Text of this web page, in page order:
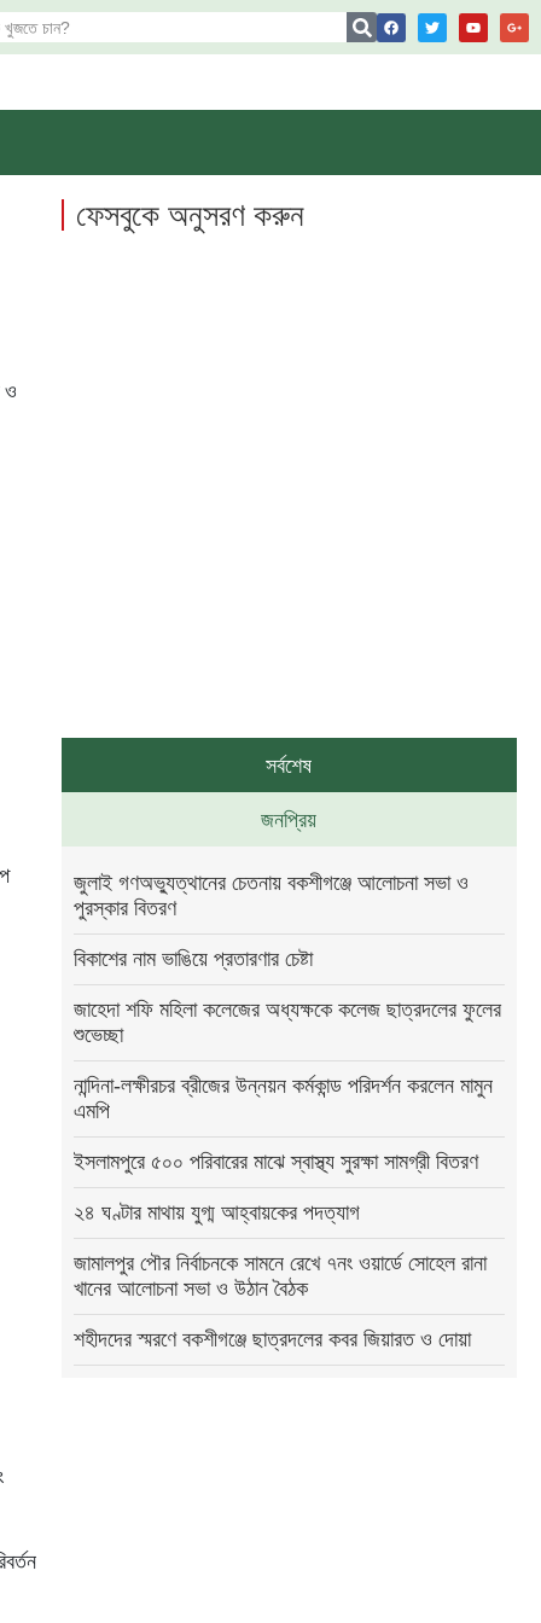
ও
ফেসবুকে অনুসরণ করুন
সর্বশেষ
জনপ্রিয়
জুলাই গণঅভ্যুত্থানের চেতনায় বকশীগঞ্জে আলোচনা সভা ও
পুরস্কার বিতরণ
বিকাশের নাম ভাঙিয়ে প্রতারণার চেষ্টা
জাহেদা শফি মহিলা কলেজের অধ্যক্ষকে কলেজ ছাত্রদলের ফুলের
শুভেচ্ছা
নান্দিনা-লক্ষীরচর ব্রীজের উন্নয়ন কর্মকান্ড পরিদর্শন করলেন মামুন
এমপি
ইসলামপুরে ৫০০ পরিবারের মাঝে স্বাস্থ্য সুরক্ষা সামগ্রী বিতরণ
২৪ ঘণ্টার মাথায় যুগ্ম আহ্বায়কের পদত্যাগ
জামালপুর পৌর নির্বাচনকে সামনে রেখে ৭নং ওয়ার্ডে সোহেল রানা
খানের আলোচনা সভা ও উঠান বৈঠক
শহীদদের স্মরণে বকশীগঞ্জে ছাত্রদলের কবর জিয়ারত ও দোয়া